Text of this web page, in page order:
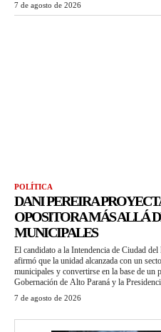
7 de agosto de 2026
POLÍTICA
DANI PEREIRA
OPOSITORA MÁS ALLÁ
MUNICIPALES
El candidato a la Intendencia de Ciudad
afirmó que la unidad alcanzada con un
municipales y convertirse en la base de un
Gobernación de Alto Paraná y la
7 de agosto de 2026